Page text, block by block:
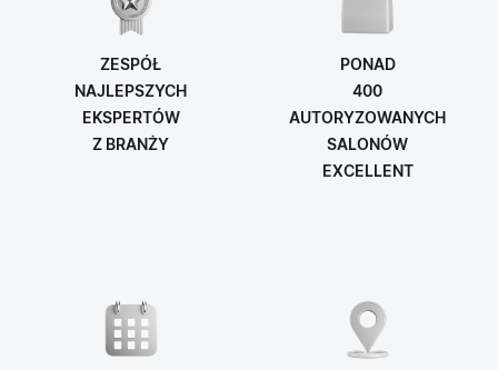
ZESPÓŁ
NAJLEPSZYCH
EKSPERTÓW
Z BRANŻY
PONAD
400
AUTORYZOWANYCH
SALONÓW
EXCELLENT